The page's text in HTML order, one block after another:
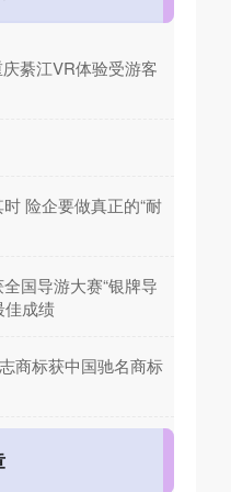
綦江VR体验受游客
险企要做真正的“耐
国导游大赛“银牌导
佳成绩
商标获中国驰名商标